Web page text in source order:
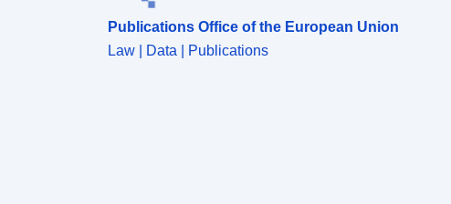
Publications Office of the European Union
Law | Data | Publications